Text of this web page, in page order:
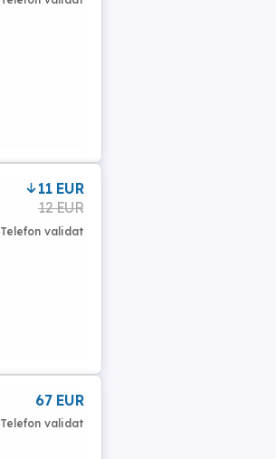
11 EUR
12 EUR
Telefon validat
67 EUR
Telefon validat